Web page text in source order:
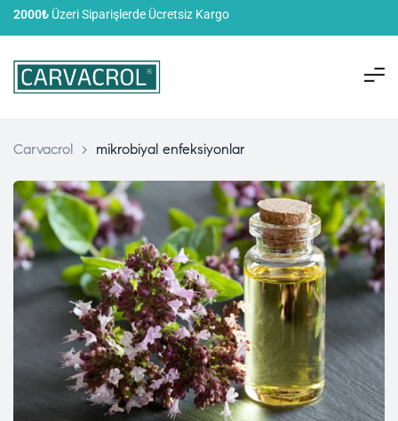
2000₺ Üzeri Siparişlerde Ücretsiz Kargo
Carvacrol > mikrobiyal enfeksiyonlar